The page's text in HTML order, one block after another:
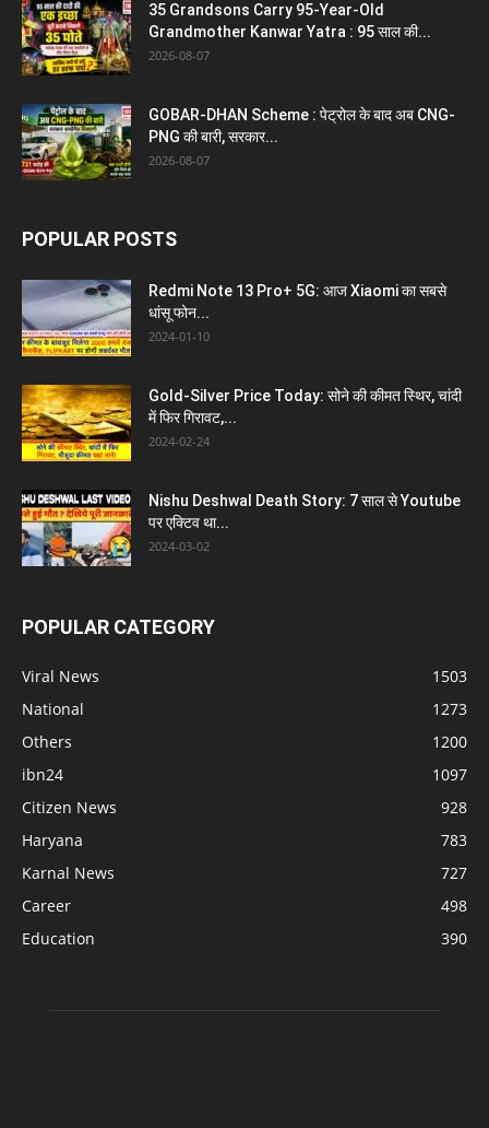
35 Grandsons Carry 95-Year-Old
Grandmother Kanwar Yatra : 95 साल की...
2026-08-07
GOBAR-DHAN Scheme : पेट्रोल के बाद अब CNG-
PNG की बारी, सरकार...
2026-08-07
POPULAR POSTS
Redmi Note 13 Pro+ 5G: आज Xiaomi का सबसे
धांसू फोन...
2024-01-10
Gold-Silver Price Today: सोने की कीमत स्थिर, चांदी
में फिर गिरावट,...
2024-02-24
Nishu Deshwal Death Story: 7 साल से Youtube
पर एक्टिव था...
2024-03-02
POPULAR CATEGORY
Viral News
1503
National
1273
Others
1200
ibn24
1097
Citizen News
928
Haryana
783
Karnal News
727
Career
498
Education
390